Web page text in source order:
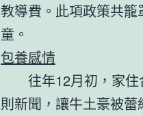
教導費。此項政策共籠
童。
包養感情
往年12月初，家
則新聞，讓牛土豪被